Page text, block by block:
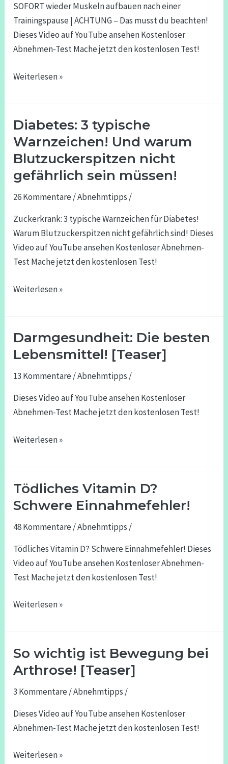
SOFORT wieder Muskeln aufbauen nach einer
Trainingspause | ACHTUNG – Das musst du beachten!
Dieses Video auf YouTube ansehen Kostenloser
Abnehmen-Test Mache jetzt den kostenlosen Test!
|
ACHTUNG
–
Das
du
Weiterlesen »
Diabetes: 3 typische
Warnzeichen! Und warum
Blutzuckerspitzen nicht
gefährlich sein müssen!
26 Kommentare /Abnehmtipps /
Zuckerkrank: 3 typische Warnzeichen für Diabetes!
Warum Blutzuckerspitzen nicht gefährlich sind! Dieses
Video auf YouTube ansehen Kostenloser Abnehmen-
Test Mache jetzt den kostenlosen Test!
Diabetes:
3
typische
Warnzeichen!
Und
warum
nicht
gefährlich
sein
müssen!
Weiterlesen »
Darmgesundheit: Die besten
Lebensmittel! [Teaser]
13 Kommentare/Abnehmtipps/
Dieses Video auf YouTube ansehen Kostenloser
Abnehmen-Test Mache jetzt den kostenlosen Test!
Darmgesundheit:
Die
Lebensmittel!
[Teaser]
Weiterlesen »
Tödliches Vitamin D?
Schwere Einnahmefehler!
48 Kommentare /Abnehmtipps /
Tödliches Vitamin D? Schwere Einnahmefehler! Dieses
Video auf YouTube ansehen Kostenloser Abnehmen-
Test Mache jetzt den kostenlosen Test!
Tödliches
Vitamin
Schwere
Einnahmefehler!
Weiterlesen »
So wichtig ist Bewegung bei
Arthrose! [Teaser]
3 Kommentare /Abnehmtipps /
Dieses Video auf YouTube ansehen Kostenloser
Abnehmen-Test Mache jetzt den kostenlosen Test!
So
wichtig
Bewegung
bei
Arthrose!
Weiterlesen »